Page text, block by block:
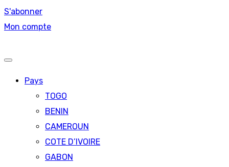
S'abonner
Mon compte
Pays
TOGO
BENIN
CAMEROUN
COTE D’IVOIRE
GABON